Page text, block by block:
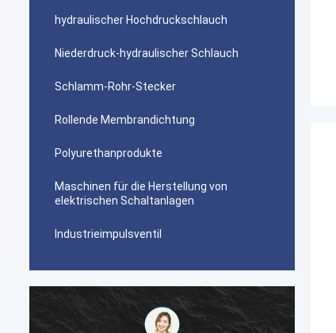
hydraulischer Hochdruckschlauch
Niederdruck-hydraulischer Schlauch
Schlamm-Rohr-Stecker
Rollende Membrandichtung
Polyurethanprodukte
Maschinen für die Herstellung von
elektrischen Schaltanlagen
Industrieimpulsventil